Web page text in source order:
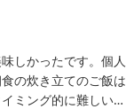
、ホテルには売店
たいで、アイスは行
特産のお菓子や食べ
。良ければ品揃えを
お寛ぎ頂ければ幸
しかったです。個人
の炊き立てのご飯は
ミング的に難しいと